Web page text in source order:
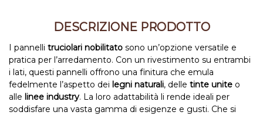
DESCRIZIONE PRODOTTO
I pannelli truciolari nobilitato sono un’opzione versatile e
pratica per l’arredamento. Con un rivestimento su entrambi
i lati, questi pannelli offrono una finitura che emula
fedelmente l’aspetto dei legni naturali, delle tinte unite o
alle linee industry. La loro adattabilità li rende ideali per
soddisfare una vasta gamma di esigenze e gusti. Che si